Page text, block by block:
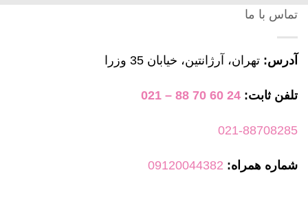
تماس با ما
آدرس: تهران، آرژانتین، خیابان 35 وزرا
تلفن ثابت: 24 60 70 88 – 021
021-88708285
شماره همراه: 09120044382